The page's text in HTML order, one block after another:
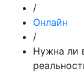
/
Онлайн
/
Нужна ли